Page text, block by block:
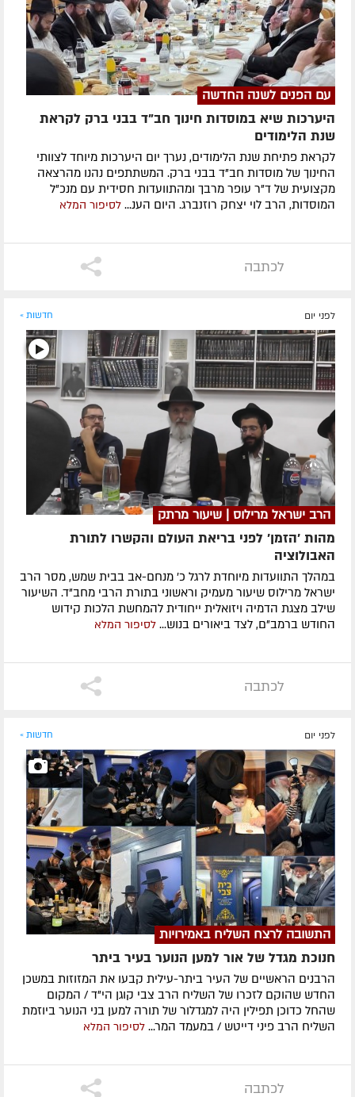
עם הפנים לשנה החדשה
היערכות שיא במוסדות חינוך חב"ד בבני ברק לקראת
שנת הלימודים
לקראת פתיחת שנת הלימודים, נערך יום היערכות מיוחד לצוותי
החינוך של מוסדות חב"ד בבני ברק. המשתתפים נהנו מהרצאה
מקצועית של ד"ר עופר מרבך ומהתוועדות חסידית עם מנכ"ל
המוסדות, הרב לוי יצחק רוזנברג. היום הענ... לסיפור המלא
לכתבה
לפני יום חדשות »
הרב ישראל מרילוס | שיעור מרתק
מהות 'הזמן' לפני בריאת העולם והקשרו לתורת
האבולוציה
במהלך התוועדות מיוחדת לרגל כ' מנחם-אב בבית שמש, מסר הרב
ישראל מרילוס שיעור מעמיק וראשוני בתורת הרבי מחב"ד. השיעור
שילב מצגת הדמיה ויזואלית ייחודית להמחשת הלכות קידוש
החודש ברמב"ם, לצד ביאורים בנוש... לסיפור המלא
לכתבה
לפני יום חדשות »
התשובה לרצח השליח באמירויות
חנוכת מגדל של אור למען הנוער בעיר ביתר
הרבנים הראשיים של העיר ביתר-עילית קבעו את המזוזות במשכן
החדש שהוקם לזכרו של השליח הרב צבי קוגן הי"ד / המקום
שהחל כדוכן תפילין היה למגדלור של תורה למען בני הנוער ביוזמת
השליח הרב פיני דייטש / במעמד המר... לסיפור המלא
לכתבה